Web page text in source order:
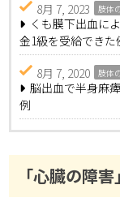
8月 7, 2023
肢体
くも膜下出血に
金1級を受給できた
8月 7, 2020
肢体
脳出血で半身麻
例
「心臓の障